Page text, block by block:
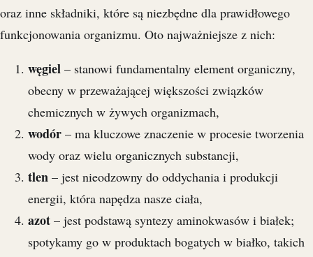
oraz inne składniki, które są niezbędne dla prawidłowego
funkcjonowania organizmu. Oto najważniejsze z nich:
węgiel – stanowi fundamentalny element organiczny,
obecny w przeważającej większości związków
chemicznych w żywych organizmach,
wodór – ma kluczowe znaczenie w procesie tworzenia
wody oraz wielu organicznych substancji,
tlen – jest nieodzowny do oddychania i produkcji
energii, która napędza nasze ciała,
azot – jest podstawą syntezy aminokwasów i białek;
spotykamy go w produktach bogatych w białko, takich